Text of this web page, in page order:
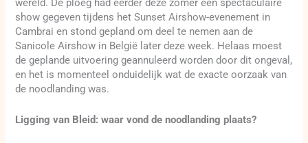
wereld. De ploeg had eerder deze zomer een spectaculaire
show gegeven tijdens het Sunset Airshow-evenement in
Cambrai en stond gepland om deel te nemen aan de
Sanicole Airshow in België later deze week. Helaas moest
de geplande uitvoering geannuleerd worden door dit ongeval,
en het is momenteel onduidelijk wat de exacte oorzaak van
de noodlanding was.
Ligging van Bleid: waar vond de noodlanding plaats?